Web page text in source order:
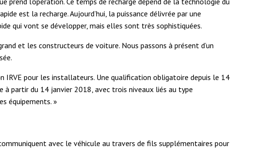
est la recharge. Aujourd’hui, la puissance délivrée par une
qui vont se développer, mais elles sont très sophistiquées.
et les constructeurs de voiture. Nous passons à présent d’un
pour les installateurs. Une qualification obligatoire depuis le 14
partir du 14 janvier 2018, avec trois niveaux liés au type
équipements. »
avec le véhicule au travers de fils supplémentaires pour